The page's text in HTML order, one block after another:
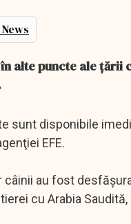
alte puncte ale ţării
sunt disponibile
EFE.
au fost
cu Arabia